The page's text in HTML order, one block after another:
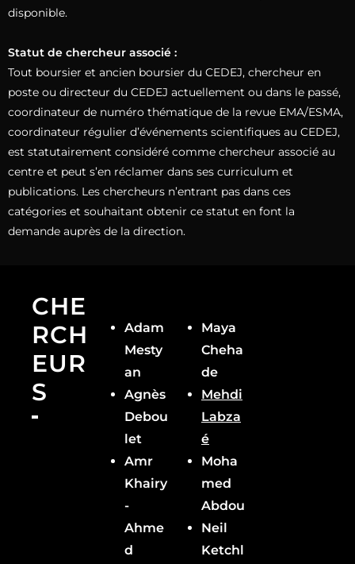
disponible.
Statut de chercheur associé :
Tout boursier et ancien boursier du CEDEJ, chercheur en
poste ou directeur du CEDEJ actuellement ou dans le passé,
coordinateur de numéro thématique de la revue EMA/ESMA,
coordinateur régulier d’événements scientifiques au CEDEJ,
est statutairement considéré comme chercheur associé au
centre et peut s’en réclamer dans ses curriculum et
publications. Les chercheurs n’entrant pas dans ces
catégories et souhaitant obtenir ce statut en font la
demande auprès de la direction.
CHE
RCH
EUR
S
Adam
Mesty
an
Agnès
Debou
let
Amr
Khairy
-
Ahme
d
Maya
Cheha
de
Mehdi
Labza
é
Moha
med
Abdou
Neil
Ketchl